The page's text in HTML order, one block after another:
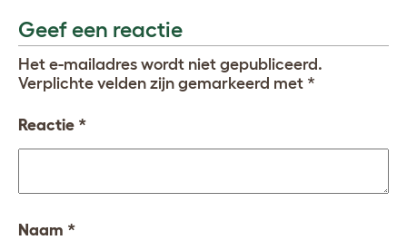
Geef een reactie
Het e-mailadres wordt niet gepubliceerd.
Verplichte velden zijn gemarkeerd met *
Reactie *
Naam *